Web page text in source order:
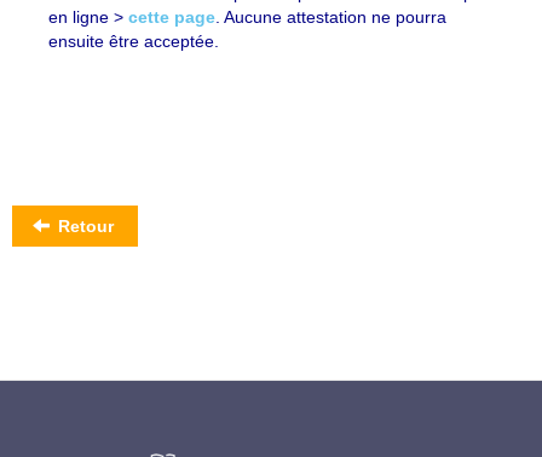
en ligne > cette page . Aucune attestation ne pourra
ensuite être acceptée.
Retour